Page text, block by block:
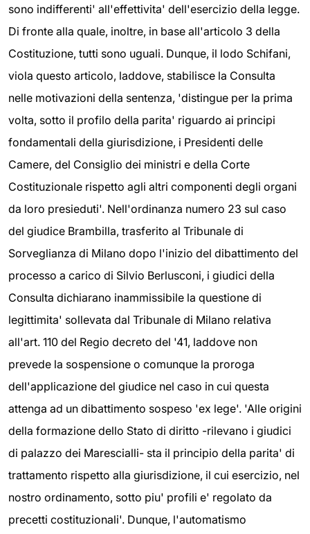
sono indifferenti' all'effettivita' dell'esercizio della legge.
Di fronte alla quale, inoltre, in base all'articolo 3 della
Costituzione, tutti sono uguali. Dunque, il lodo Schifani,
viola questo articolo, laddove, stabilisce la Consulta
nelle motivazioni della sentenza, 'distingue per la prima
volta, sotto il profilo della parita' riguardo ai principi
fondamentali della giurisdizione, i Presidenti delle
Camere, del Consiglio dei ministri e della Corte
Costituzionale rispetto agli altri componenti degli organi
da loro presieduti'. Nell'ordinanza numero 23 sul caso
del giudice Brambilla, trasferito al Tribunale di
Sorveglianza di Milano dopo l'inizio del dibattimento del
processo a carico di Silvio Berlusconi, i giudici della
Consulta dichiarano inammissibile la questione di
legittimita' sollevata dal Tribunale di Milano relativa
all'art. 110 del Regio decreto del '41, laddove non
prevede la sospensione o comunque la proroga
dell'applicazione del giudice nel caso in cui questa
attenga ad un dibattimento sospeso 'ex lege'. 'Alle origini
della formazione dello Stato di diritto -rilevano i giudici
di palazzo dei Marescialli- sta il principio della parita' di
trattamento rispetto alla giurisdizione, il cui esercizio, nel
nostro ordinamento, sotto piu' profili e' regolato da
precetti costituzionali'. Dunque, l'automatismo